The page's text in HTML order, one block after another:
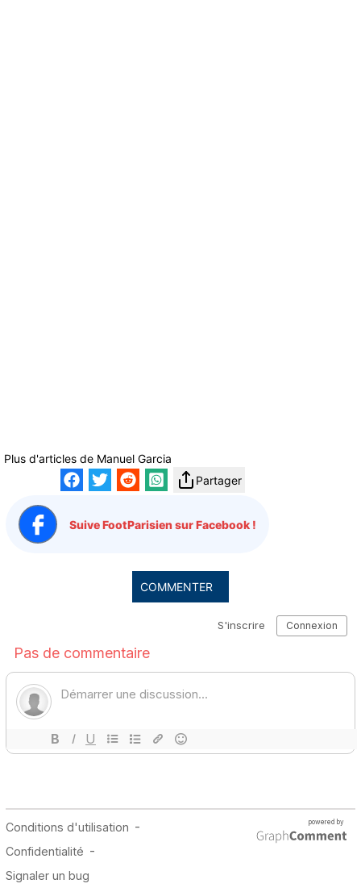
Plus d'articles de Manuel Garcia
Partager
Suive FootParisien sur Facebook !
COMMENTER